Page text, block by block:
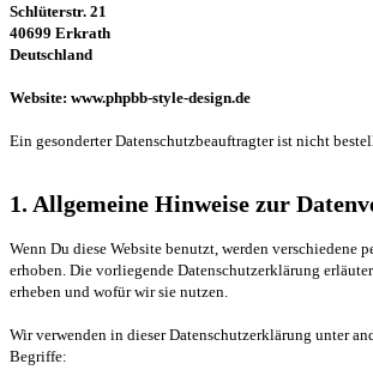
Schlüterstr. 21
40699 Erkrath
Deutschland
Website: www.phpbb-style-design.de
Ein gesonderter Datenschutzbeauftragter ist nicht
1. Allgemeine Hinweise zur
Wenn Du diese Website benutzt, werden verschiedene
erhoben. Die vorliegende Datenschutzerklärung
erheben und wofür wir sie nutzen.
Wir verwenden in dieser Datenschutzerklärung unter
Begriffe: